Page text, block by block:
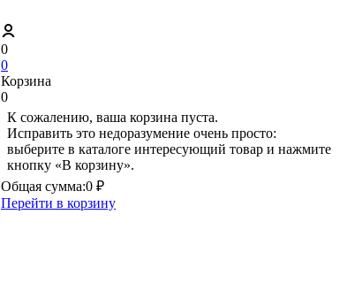
0
0
Корзина
0
К сожалению, ваша корзина пуста.
Исправить это недоразумение очень просто:
выберите в каталоге интересующий товар и нажмите
кнопку «В корзину».
Общая сумма:0 ₽
Перейти в корзину